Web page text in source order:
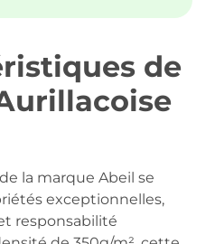
de
la marque Abeil se
exceptionnelles,
responsabilité